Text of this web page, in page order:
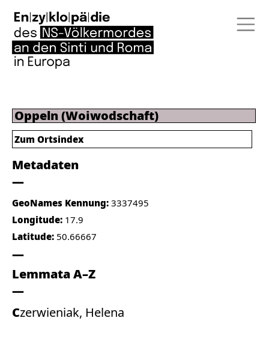
Oppeln (Woiwodschaft)
Metadaten
GeoNames Kennung: 3337495
Longitude: 17.9
Latitude: 50.66667
Lemmata A–Z
Czerwieniak, Helena
Zum Ortsindex